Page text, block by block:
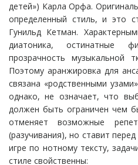
детей») Карла Орфа.
определенный стиль, и это
Гунильд Кетман.
диатоника, остинатные
прозрачность музыкальной
Поэтому аранжировка для
связана «родственными
однако, не означает, что
должен быть ограничен чем
отменяет возможные
(разучивания), но ставит
игре по нотному тексту,
стиле свойственны: